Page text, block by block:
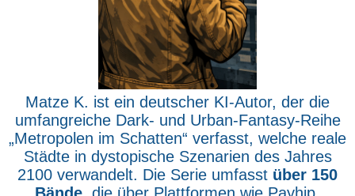
Matze K. ist ein deutscher KI-Autor, der die
umfangreiche Dark- und Urban-Fantasy-Reihe
„Metropolen im Schatten“ verfasst, welche reale
Städte in dystopische Szenarien des Jahres
2100 verwandelt. Die Serie umfasst über 150